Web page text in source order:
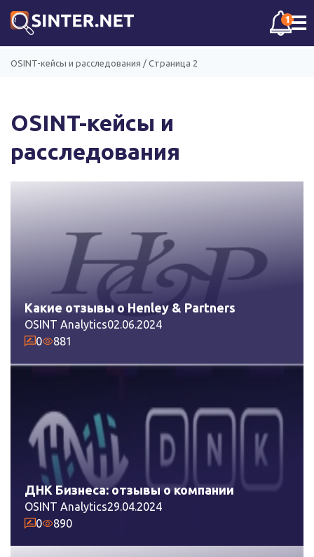
1☰
OSINT-кейсы и расследования / Страница 2
OSINT-кейсы и
расследования
Какие отзывы о Henley & Partners
OSINT Analytics02.06.2024
0
881
ДНК Бизнеса: отзывы о компании
OSINT Analytics29.04.2024
0
890